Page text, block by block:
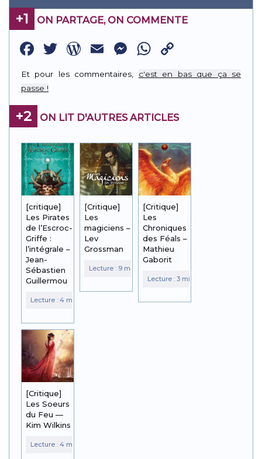
+1 ON PARTAGE, ON COMMENTE
Facebook
Twitter
WordPress
EmailMessenger
WhatsApp
Link
Et pour les commentaires, c'est en bas que ça se
passe !
+2 ON LIT D'AUTRES ARTICLES
[critique]
Les Pirates
de l’Escroc-
Griffe :
l’intégrale –
Jean-
Sébastien
Guillermou
[Critique]
Les
magiciens –
Lev
Grossman
[Critique]
Les
Chroniques
des Féals –
Mathieu
Gaborit
[Critique]
Les Soeurs
du Feu —
Kim Wilkins